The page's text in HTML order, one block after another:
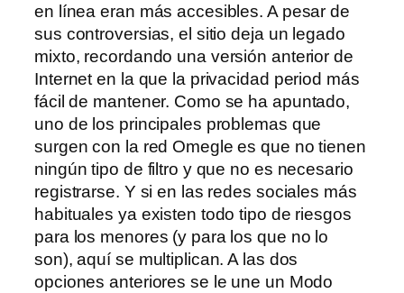
en línea eran más accesibles. A pesar de
sus controversias, el sitio deja un legado
mixto, recordando una versión anterior de
Internet en la que la privacidad period más
fácil de mantener. Como se ha apuntado,
uno de los principales problemas que
surgen con la red Omegle es que no tienen
ningún tipo de filtro y que no es necesario
registrarse. Y si en las redes sociales más
habituales ya existen todo tipo de riesgos
para los menores (y para los que no lo
son), aquí se multiplican. A las dos
opciones anteriores se le une un Modo